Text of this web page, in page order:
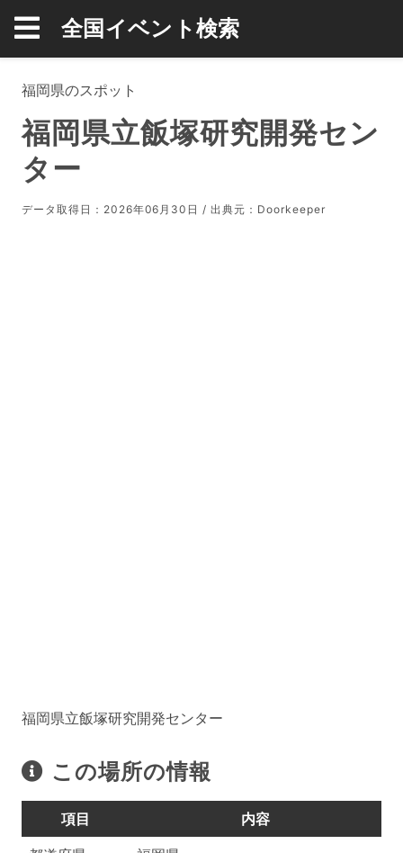
全国イベント検索
福岡県のスポット
福岡県立飯塚研究開発セン
ター
データ取得日：2026年06月30日 / 出典元： Doorkeeper
福岡県立飯塚研究開発センター
この場所の情報
項目
内容